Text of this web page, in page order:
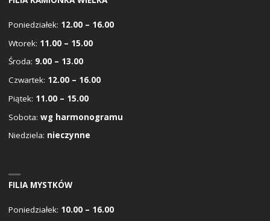
Poniedziałek: 12.00 – 16.00
Wtorek: 11.00 – 15.00
Środa: 9.00 – 13.00
Czwartek: 12.00 – 16.00
Piątek: 11.00 – 15.00
Sobota: wg harmonogramu
Niedziela: nieczynne
FILIA MYSTKÓW
Poniedziałek: 10.00 – 16.00